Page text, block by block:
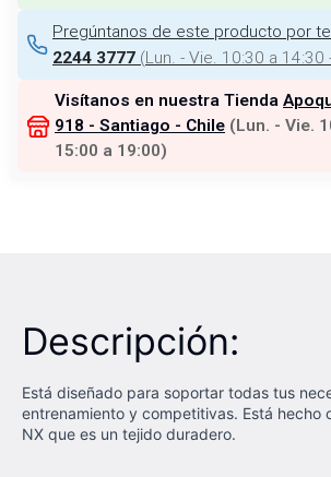
Pregúntanos de este producto por
2244 3777 (Lun. - Vie. 10:30 a
Visítanos en nuestra Tienda
918 - Santiago - Chile (Lun. - Vie.
15:00 a 19:00)
Descripción:
Está diseñado para soportar todas tus
entrenamiento y competitivas. Está hecho
NX que es un tejido duradero.